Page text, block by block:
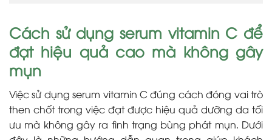
Cách sử dụng serum vitamin C để
đạt hiệu quả cao mà không gây
mụn
Việc sử dụng serum vitamin C đúng cách đóng vai trò
then chốt trong việc đạt được hiệu quả dưỡng da tối
ưu mà không gây ra tình trạng bùng phát mụn. Dưới